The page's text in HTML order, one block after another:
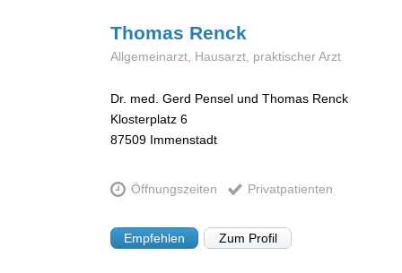
Thomas Renck
Allgemeinarzt, Hausarzt, praktischer Arzt
Dr. med. Gerd Pensel und Thomas Renck
Klosterplatz 6
87509 Immenstadt
Öffnungszeiten Privatpatienten
Empfehlen Zum Profil